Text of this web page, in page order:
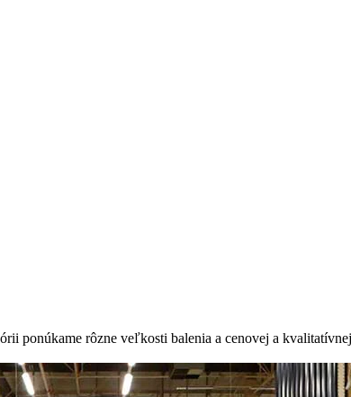
ponúkame rôzne veľkosti balenia a cenovej a